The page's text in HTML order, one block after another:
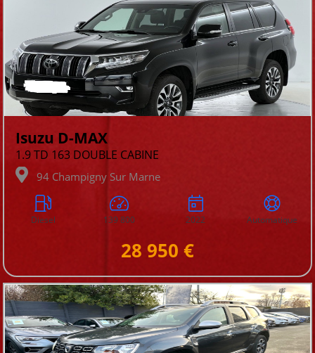
Isuzu D-MAX
1.9 TD 163 DOUBLE CABINE
94 Champigny Sur Marne
Diesel 139 800 2022 Automatique
28 950 €